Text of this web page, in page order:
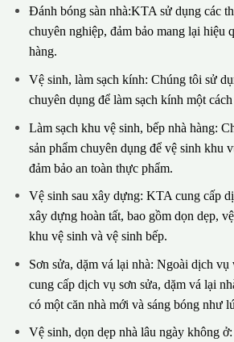
Đánh bóng sàn nhà:KTA sử dụng các
chuyên nghiệp, đảm bảo mang lại hiệu
hàng.
Vệ sinh, làm sạch kính: Chúng tôi sử
chuyên dụng để làm sạch kính một
Làm sạch khu vệ sinh, bếp nhà hàng:
sản phẩm chuyên dụng để vệ sinh khu
đảm bảo an toàn thực phẩm.
Vệ sinh sau xây dựng: KTA cung cấp
xây dựng hoàn tất, bao gồm dọn dẹp,
khu vệ sinh và vệ sinh bếp.
Sơn sửa, dặm vá lại nhà: Ngoài dịch vụ
cung cấp dịch vụ sơn sửa, dặm vá lại
có một căn nhà mới và sáng bóng như
Vệ sinh, dọn dẹp nhà lâu ngày không